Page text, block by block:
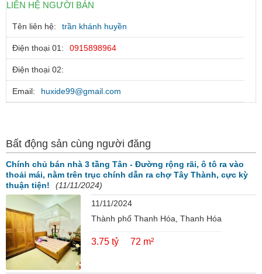
LIÊN HỆ NGƯỜI BÁN
Tên liên hệ: trần khánh huyền
Điện thoại 01: 0915898964
Điện thoại 02:
Email: huxide99@gmail.com
Bất động sản cùng người đăng
Chính chủ bán nhà 3 tầng Tân - Đường rộng rãi, ô tô ra vào
thoải mái, nằm trên trục chính dẫn ra chợ Tây Thành, cực kỳ
thuận tiện!
(11/11/2024)
11/11/2024
Thành phố Thanh Hóa, Thanh Hóa
3.75 tỷ 72 m²